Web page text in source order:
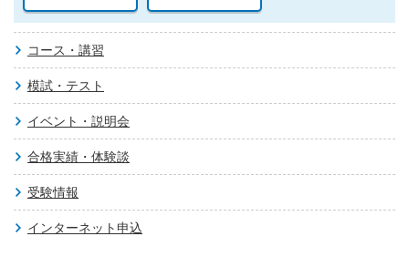
コース・講習
模試・テスト
イベント・説明会
合格実績・体験談
受験情報
インターネット申込